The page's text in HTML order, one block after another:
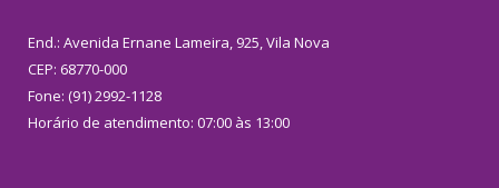
End.: Avenida Ernane Lameira, 925, Vila Nova
CEP: 68770-000
Fone: (91) 2992-1128
Horário de atendimento: 07:00 às 13:00